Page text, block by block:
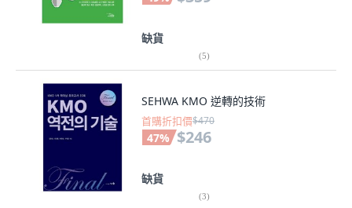
缺貨
(5)
SEHWA KMO 逆轉的技術
首購折扣價$470
47% $246
缺貨
(3)